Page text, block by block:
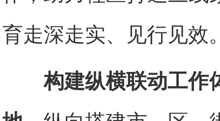
育走深走实、见行见效
构建纵横联动工作